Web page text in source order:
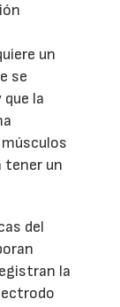
un
se
la
tener un
del
la